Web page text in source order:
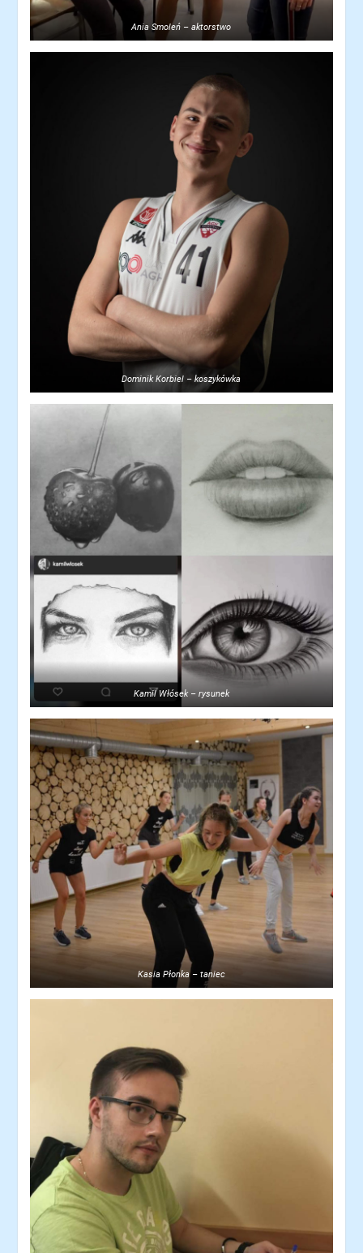
Ania Smoleń – aktorstwo
Dominik Korbiel – koszykówka
Kamil Włósek – rysunek
Kasia Płonka – taniec